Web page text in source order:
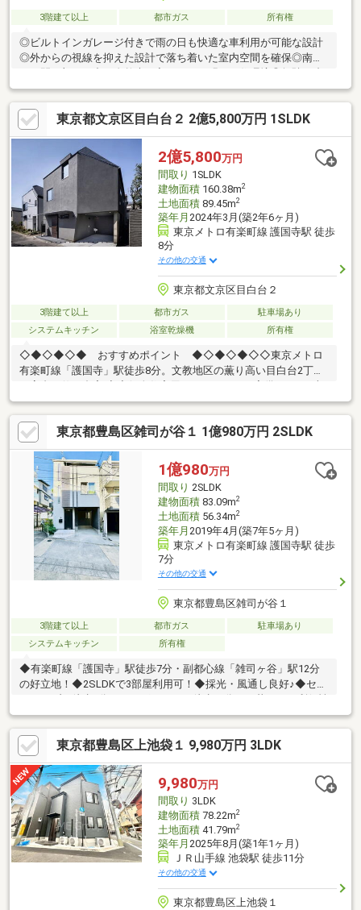
3階建て以上 都市ガス 所有権
◎ビルトインガレージ付きで雨の日も快適な車利用が可能な設計
◎外からの視線を抑えた設計で落ち着いた室内空間を確保◎南向
きの開口部で日中は自然光が入りやすい明るい住環境◎無駄を省
いたシンプルな外観で飽きのこないデザイン性♪現地内覧予約受付
中です♪【資料請求】は上記ボタンよりお進みください。電話から
は⇒TEL0120-002-237【通話料無料】♪ご案内内容の目安になりま
す。♪□現地／物件見学（３０分～）□資金計画のご相談（３０分
～）□ご希望条件のご相談（１５分～）
東京都文京区目白台２ 2億5,800万円 1SLDK
2億5,800万円
間取り 1SLDK
建物面積160.38m2
土地面積89.45m2
築年月 2024年3月(築2年6ヶ月)
東京メトロ有楽町線 護国寺駅 徒歩
8分
その他の交通
東京都文京区目白台２
3階建て以上 都市ガス
駐車場あり
システムキッチン
浴室乾燥機 所有権
◇◆◇◆◇◆ おすすめポイント ◆◇◆◇◆◇◇東京メトロ
有楽町線「護国寺」駅徒歩8分。文教地区の薫り高い目白台2丁目
超の3階建て空間を、将来にわたって快適に移動可能 ◆◇2024年
3月築。浄水システムやディスポーザー、乾太くん等、妥協なき最
新設備が暮らしをサポート
◇◇◆◇◆◇◆◇◆◇◆◇◆◇◆◇◆◇◆◇◆◇◆◇◆◇◆【ラ
イフプラン】本物件においての住宅ローンシミュレーションはも
ちろん、本物件購入後１０～２０年後のライフサイクルの変化を
見据えた長期的なライフプランシミュレーションを実施します。
東京都豊島区雑司が谷１ 1億980万円 2SLDK
1億980万円
間取り 2SLDK
建物面積83.09m2
土地面積56.34m2
築年月 2019年4月(築7年5ヶ月)
東京メトロ有楽町線 護国寺駅 徒歩
7分
その他の交通
東京都豊島区雑司が谷１
3階建て以上 都市ガス
駐車場あり
システムキッチン
所有権
◆有楽町線「護国寺」駅徒歩7分・副都心線「雑司ヶ谷」駅12分
の好立地！◆2SLDKで3部屋利用可！◆採光・風通し良好♪◆セブ
ンイレブン徒歩3分、まいばすけっと徒歩７分と、暮らしの利便性
が高いです！◆小児科、公園が近く、子育てにも最適。◆10年保
証引継げます。是非一度ご覧ください！！
東京都豊島区上池袋１ 9,980万円 3LDK
9,980万円
間取り 3LDK
建物面積78.22m2
土地面積41.79m2
築年月 2025年8月(築1年1ヶ月)
ＪＲ山手線 池袋駅 徒歩11分
その他の交通
東京都豊島区上池袋１